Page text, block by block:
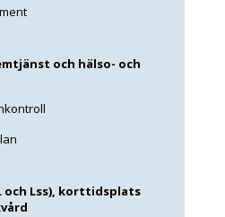
och hälso- och
och Lss), korttidsplats